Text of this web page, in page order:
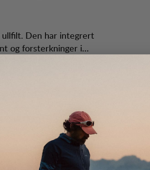
ullfilt. Den har integrert
og forsterkninger i
1040170.